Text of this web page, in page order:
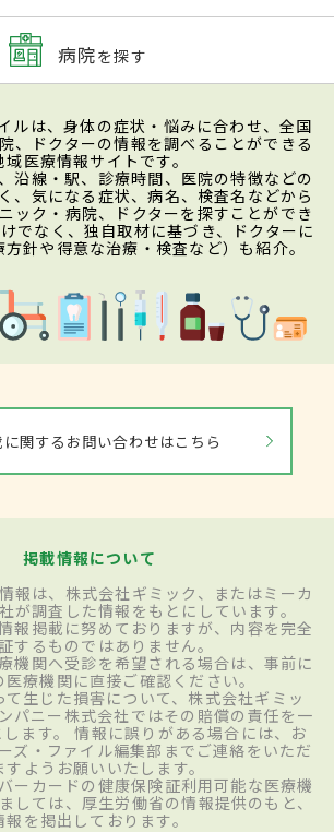
病院を探す
ルは、身体の症状・悩みに合わせ、全国
、ドクターの情報を調べることができる
域医療情報サイトです。
沿線・駅、診療時間、医院の特徴などの
、気になる症状、病名、検査名などから
ック・病院、ドクターを探すことができ
でなく、独自取材に基づき、ドクターに
針や得意な治療・検査など）も紹介。
に関するお問い合わせはこちら
掲載情報について
報は、株式会社ギミック、またはミーカ
が調査した情報をもとにしています。
報掲載に努めておりますが、内容を完全
するものではありません。
機関へ受診を希望される場合は、事前に
療機関に直接ご確認ください。
て生じた損害について、株式会社ギミッ
パニー株式会社ではその賠償の責任を一
ます。 情報に誤りがある場合には、お
ズ・ファイル編集部までご連絡をいただ
すようお願いいたします。
ーカードの健康保険証利用可能な医療機
しては、厚生労働省の情報提供のもと、
報を掲出しております。